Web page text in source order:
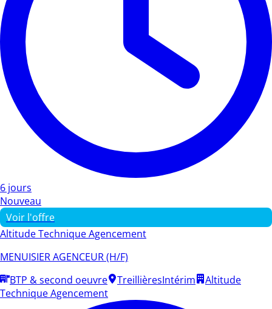
6 jours
Nouveau
Voir l'offre
Altitude Technique Agencement
MENUISIER AGENCEUR (H/F)
BTP & second oeuvre
TreillièresIntérim
Altitude
Technique Agencement